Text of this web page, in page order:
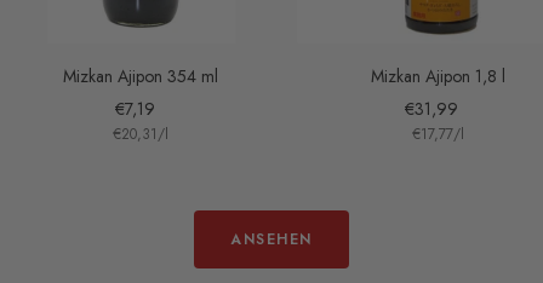
Mizkan Ajipon 354 ml
Angebotspreis
€7,19
€20,31/l
Mizkan Ajipon 1,8 l
Angebotspreis
€31,99
€17,77/l
ANSEHEN